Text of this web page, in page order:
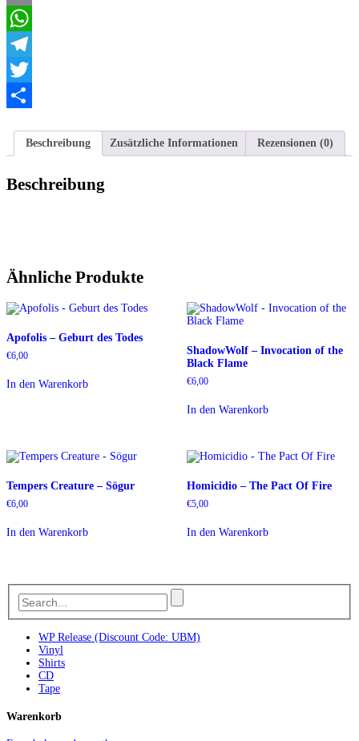
Email
WhatsApp
Telegram
Twitter
Beschreibung
Zusätzliche Informationen Rezensionen (0)
Beschreibung
Ähnliche Produkte
Apofolis – Geburt des Todes
€6,00
In den Warenkorb
ShadowWolf – Invocation of the
Black Flame
€6,00
In den Warenkorb
Tempers Creature – Sögur
€6,00
In den Warenkorb
Homicidio – The Pact Of Fire
€5,00
In den Warenkorb
WP Release (Discount Code: UBM)
Vinyl
Shirts
CD
Tape
Warenkorb